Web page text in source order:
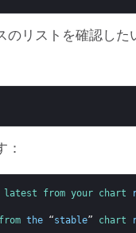
のリストを確認し
：
latest from your chart
from the “stable” chart